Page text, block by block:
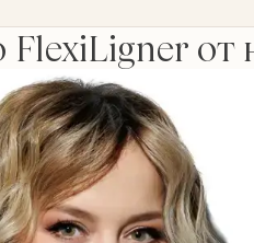
FlexiLigner от